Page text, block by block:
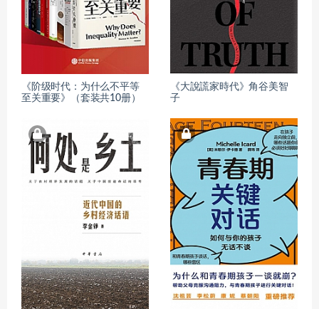
《阶级时代：为什么不平等
至关重要》（套装共10册）
《大說謊家時代》角谷美智
子